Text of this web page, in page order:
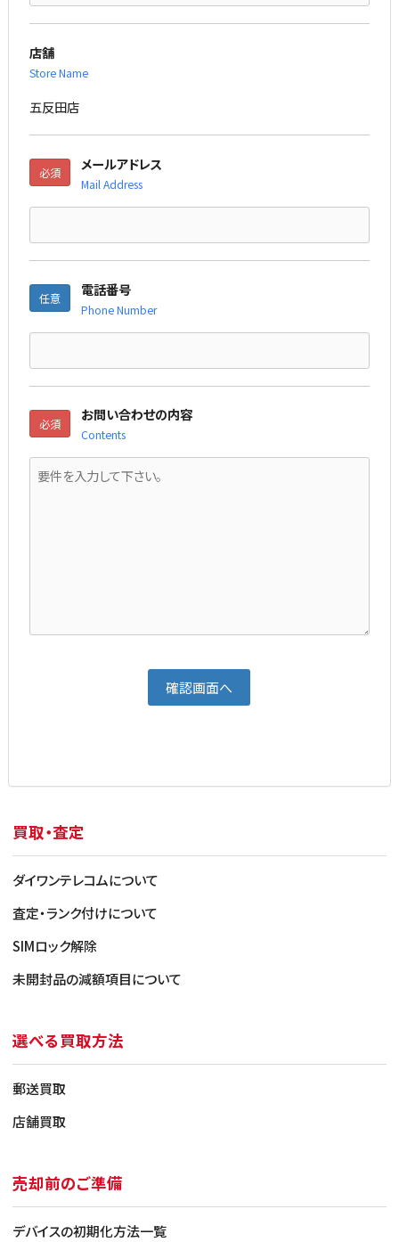
店舗
Store Name
五反田店
必須 メールアドレス
Mail Address
任意 電話番号
Phone Number
必須 お問い合わせの内容
Contents
買取・査定
ダイワンテレコムについて
査定・ランク付けについて
SIMロック解除
未開封品の減額項目について
選べる買取方法
郵送買取
店舗買取
売却前のご準備
デバイスの初期化方法一覧